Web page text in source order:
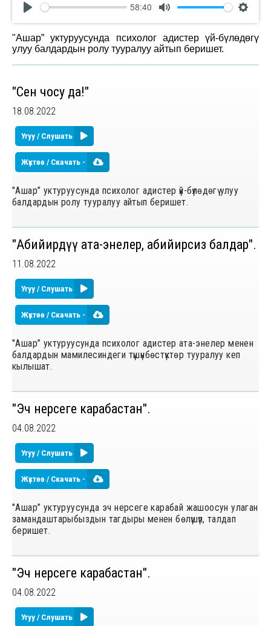
Play
58:40
Mute
"Ашар” уктуруусунда психолог адистер үй-бүлөдөгү
улуу балдардын ролу тууралуу айтып беришет.
"Сен чоңсуң да!"
18.08.2022
Угуу / Слушать
Жүктөө / Скачать -
"Ашар” уктуруусунда психолог адистер үй-бүлөдөгү улуу
балдардын ролу тууралуу айтып беришет.
"Абийирдүү ата-энелер, абийирсиз балдар".
11.08.2022
Угуу / Слушать
Жүктөө / Скачать -
"Ашар” уктуруусунда психолог адистер ата-энелер менен
балдардын мамилесиндеги түшүнбѳстүктѳр тууралуу кеп
кылышат.
"Эч нерсеге карабастан".
04.08.2022
Угуу / Слушать
Жүктөө / Скачать -
"Ашар” уктуруусунда эч нерсеге карабай жашоосун улаган
замандаштарыбыздын тагдыры менен бѳлүшүп, талдап
беришет.
"Эч нерсеге карабастан".
04.08.2022
Угуу / Слушать